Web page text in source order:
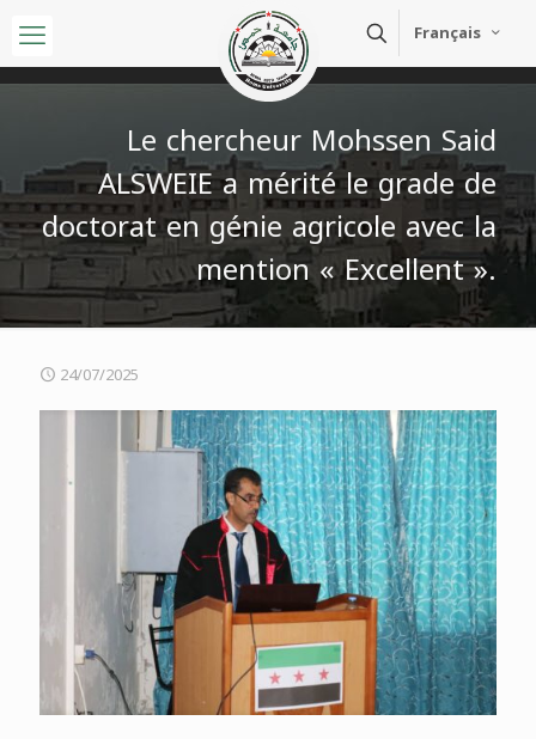
Français
Le chercheur Mohssen Said
ALSWEIE a mérité le grade de
doctorat en génie agricole avec la
mention « Excellent ».
24/07/2025